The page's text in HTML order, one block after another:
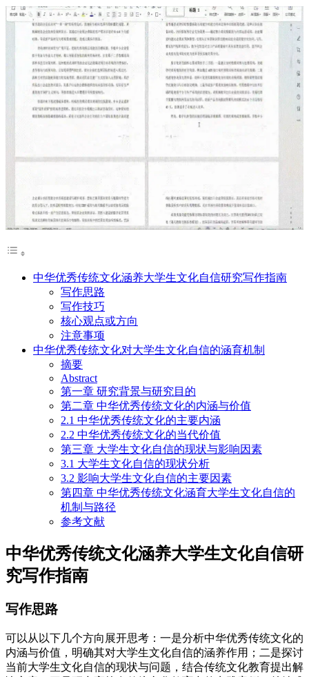
中华优秀传统文化涵养大学生文化自信研究写作指南
写作思路
写作技巧
核心观点或方向
注意事项
中华优秀传统文化对大学生文化自信的涵育机制
摘要
Abstract
第一章 研究背景与研究目的
第二章 中华优秀传统文化的内涵与价值
2.1 中华优秀传统文化的主要内涵
2.2 中华优秀传统文化的当代价值
第三章 大学生文化自信的现状与影响因素
3.1 大学生文化自信的现状分析
3.2 影响大学生文化自信的主要因素
第四章 中华优秀传统文化涵育大学生文化自信的
机制与路径
参考文献
中华优秀传统文化涵养大学生文化自信研
究写作指南
写作思路
可以从以下几个方向展开思考：一是分析中华优秀传统文化的
内涵与价值，明确其对大学生文化自信的涵养作用；二是探讨
当前大学生文化自信的现状与问题，结合传统文化教育提出解